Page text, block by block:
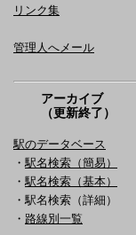
リンク集
管理人へメール
アーカイブ
（更新終了）
駅のデータベース
・ 駅名検索（簡易）
・ 駅名検索（基本）
・駅名検索（詳細）
・ 路線別一覧